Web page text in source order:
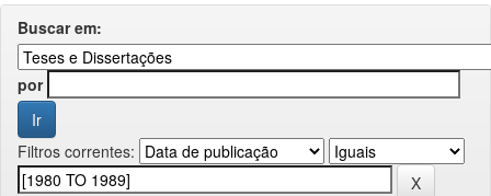
Buscar em:
por
Filtros correntes: